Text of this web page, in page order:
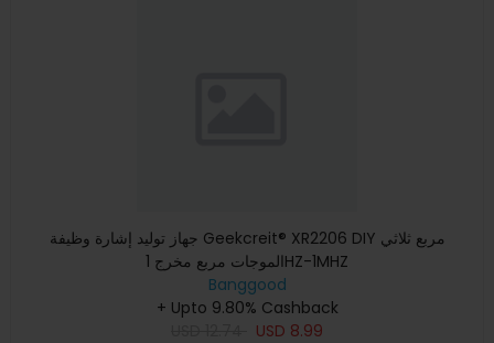
جهاز توليد إشارة وظيفة Geekcreit® XR2206 DIY مربع ثلاثي
الموجات مربع مخرج 1HZ-1MHZ
Banggood
+ Upto 9.80% Cashback
USD 8.99